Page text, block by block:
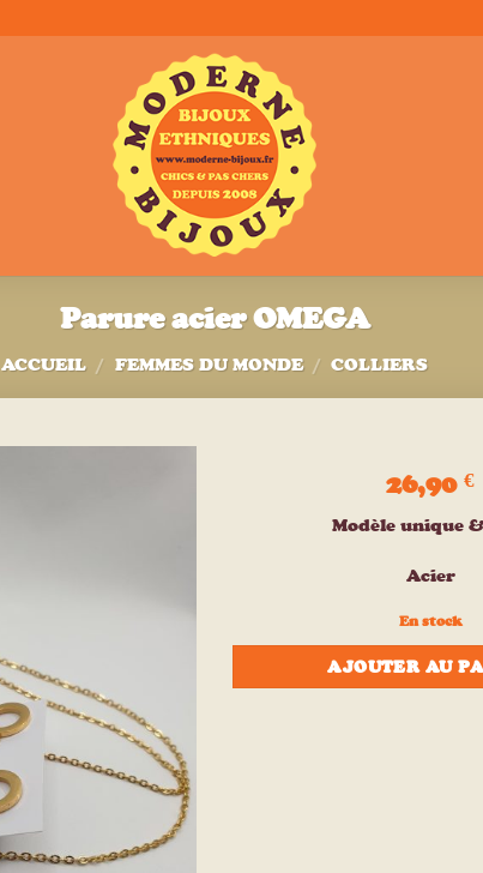
Parure acier OMEGA
ACCUEIL / FEMMES DU MONDE / COLLIERS
26,90 €
Modèle unique
Acier
En stock
AJOUTER AU